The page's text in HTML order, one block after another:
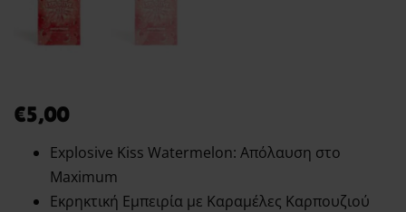
€5,00
Explosive Kiss Watermelon: Απόλαυση στο
Maximum
Εκρηκτική Εμπειρία με Καραμέλες Καρπουζιού